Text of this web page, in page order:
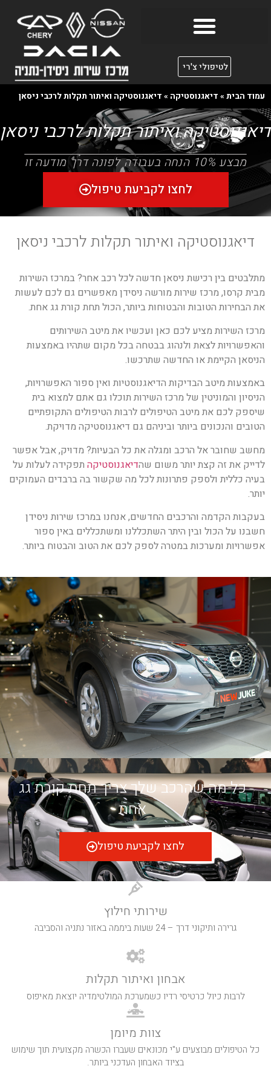
לטיפולי צ'רי
עמוד הבית » דיאגנוסטיקה » דיאגנוסטיקה ואיתור תקלות לרכבי ניסאן
דיאגנוסטיקה ואיתור תקלות לרכבי ניסאן
מבצע 10% הנחה בעבודה לפונה דרך מודעה זו
לחצו לקביעת טיפול
דיאגנוסטיקה ואיתור תקלות לרכבי ניסאן
מתלבטים בין רכישת ניסאן חדשה לכל רכב אחר? במרכז השירות
מבית קרסו, מרכז שירות מורשה ניסידן מאפשרים גם לכם לעשות
את הבחירות הטובות והבטוחות ביותר, הכול תחת קורת גג אחת.
מרכז השירות מציע לכם כאן ועכשיו את מיטב השירותים
והאפשרויות לצאת ולנהוג בבטחה בכל מקום שתהיו באמצעות
הניסאן הקיימת או החדשה שתרכשו.
באמצעות מיטב הבדיקות הדיאגנוסטיות ואין ספור האפשרויות,
הניסיון והמוניטין של מרכז השירות תוכלו גם אתם למצוא בית
שיספק לכם את מיטב הטיפולים לרבות הטיפולים התקופתיים
הטובים והנכונים ביותר וביניהם גם דיאגנוסטיקה מדויקת.
מחשב שחובר אל הרכב ומגלה את כל הבעיות? מדויק, אבל אפשר
לדייק את זה קצת יותר משום שהדיאגנוסטיקה תפקידה לעלות על
בעיה כללית ולספק פתרונות לכל מה שקשור בה ברבדים העמוקים
יותר.
בעקבות הקדמה והרכבים החדשים, אנחנו במרכז שירות ניסידן
חשבנו על הכול ובין היתר השתכללנו ומשתכללים באין ספור
אפשרויות ומערכות במטרה לספק לכם את הטוב והבטוח ביותר.
כל מה שהרכב שלך צריך תחת קורת גג
אחת
לחצו לקביעת טיפול
שירותי חילוץ
גרירה ותיקוני דרך – 24 שעות ביממה באזור נתניה והסביבה
אבחון ואיתור תקלות
לרבות כיול כרטיסי רדיו כשמערכת המולטימדיה יוצאת מאיפוס
צוות מיומן
כל הטיפולים מבוצעים ע"י מכונאים שעברו הכשרה מקצועית תוך שימוש
בציוד האבחון העדכני ביותר.